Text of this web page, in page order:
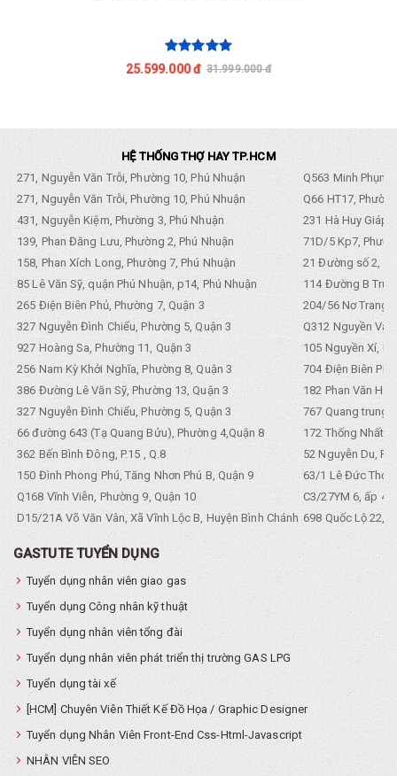
25.599.000 đ 31.999.000 đ
HỆ THỐNG THỢ HAY TP.HCM
271, Nguyễn Văn Trỗi, Phường 10, Phú Nhuận
Q563 Minh
271, Nguyễn Văn Trỗi, Phường 10, Phú Nhuận
Q66 HT17,
431, Nguyễn Kiệm, Phường 3, Phú Nhuận
231 Hà Huy Giáp,
139, Phan Đăng Lưu, Phường 2, Phú Nhuận
71D/5 Kp7,
158, Phan Xích Long, Phường 7, Phú Nhuận
21 Đường số 2,
85 Lê Văn Sỹ, quận Phú Nhuận, p14, Phú Nhuận
114 Đường B
265 Điện Biên Phủ, Phường 7, Quận 3
204/56 Nơ Trang
327 Nguyễn Đình Chiểu, Phường 5, Quận 3
Q312 Nguyền
927 Hoàng Sa, Phường 11, Quận 3
105 Nguyền Xí,
256 Nam Kỳ Khởi Nghĩa, Phường 8, Quận 3
704 Điện Biên
386 Đường Lê Văn Sỹ, Phường 13, Quận 3
182 Phan Văn
327 Nguyễn Đình Chiểu, Phường 5, Quận 3
767 Quang trung,
66 đường 643 (Tạ Quang Bửu), Phường 4,Quận 8
172 Thống Nhất.
362 Bến Bình Đông, P.15 , Q.8
52 Nguyễn Du,
150 Đình Phong Phú, Tăng Nhơn Phú B, Quận 9
63/1 Lê Đức Thọ,
Q168 Vĩnh Viễn, Phường 9, Quận 10
C3/27YM 6, ấp 4,
D15/21A Võ Văn Vân, Xã Vĩnh Lộc B, Huyện Bình Chánh 698 Quốc Lộ 22,
GASTUTE TUYỂN DỤNG
Tuyển dụng nhân viên giao gas
Tuyển dụng Công nhân kỹ thuật
Tuyển dụng nhân viên tổng đài
Tuyển dụng nhân viên phát triển thị trường GAS LPG
Tuyển dụng tài xế
[HCM] Chuyên Viên Thiết Kế Đồ Họa / Graphic Designer
Tuyển dụng Nhân Viên Front-End Css-Html-Javascript
NHÂN VIÊN SEO